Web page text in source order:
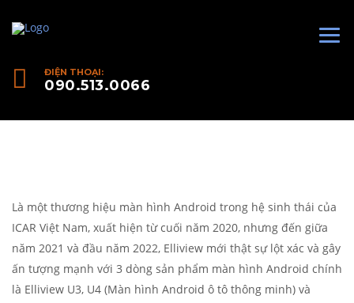
ĐIỆN THOẠI:
090.513.0066
Là một thương hiệu màn hình Android trong hệ sinh thái của
ICAR Việt Nam, xuất hiện từ cuối năm 2020, nhưng đến giữa
năm 2021 và đầu năm 2022, Elliview mới thật sự lột xác và gây
ấn tượng mạnh với 3 dòng sản phẩm màn hình Android chính
là Elliview U3, U4 (Màn hình Android ô tô thông minh) và